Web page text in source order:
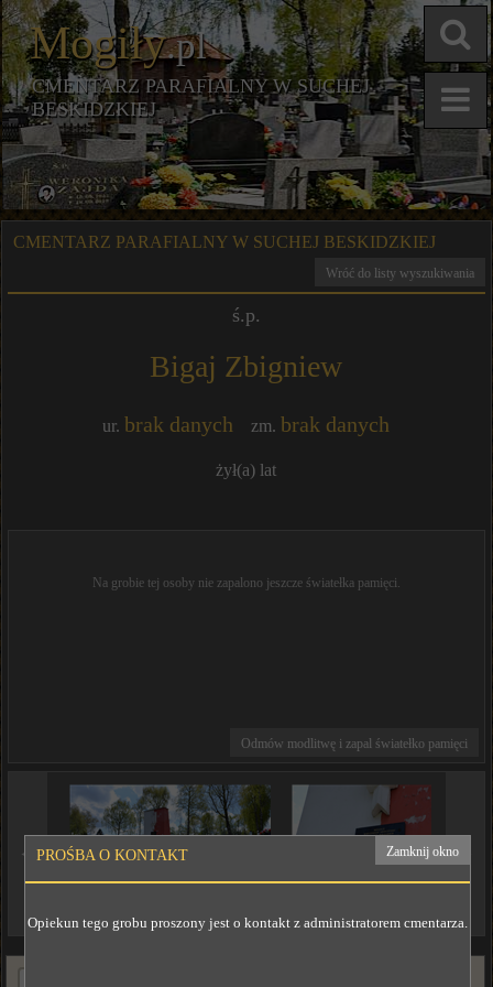
Mogiły.pl
CMENTARZ PARAFIALNY W SUCHEJ
BESKIDZKIEJ
PROŚBA O KONTAKT Zamknij okno
Opiekun tego grobu proszony jest o kontakt z administratorem cmentarza.
CMENTARZ PARAFIALNY W SUCHEJ BESKIDZKIEJ
Wróć do listy wyszukiwania
ś.p.
Bigaj Zbigniew
ur. brak danych zm. brak danych
żył(a) lat
Na grobie tej osoby nie zapalono jeszcze światełka pamięci.
Odmów modlitwę i zapal światełko pamięci
◄ ►